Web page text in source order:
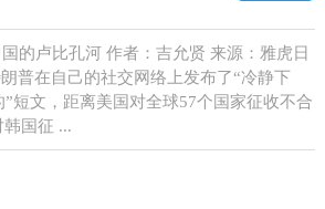
的卢比孔河 作者：吉允贤 来源：雅虎日
普在自己的社交网络上发布了“冷静下
短文，距离美国对全球57个国家征收不合
国征 ...